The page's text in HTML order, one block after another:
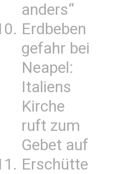
anders“
Erdbeben
gefahr bei
Neapel:
Italiens
Kirche
ruft zum
Gebet auf
Erschütte